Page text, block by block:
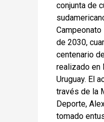
conjunta de
de 2030,
centenario
realizado en
Uruguay. El
través de la
Deporte,
tomado